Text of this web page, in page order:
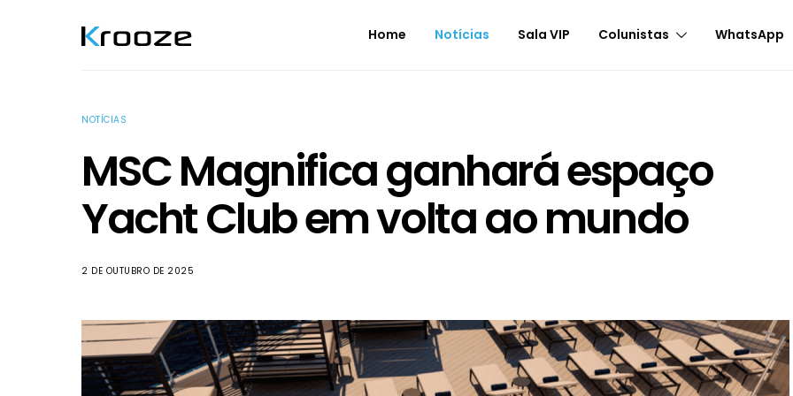
Home Notícias Sala VIP Colunistas WhatsApp
NOTÍCIAS
MSC Magnifica ganhará espaço
Yacht Club em volta ao mundo
2 DE OUTUBRO DE 2025